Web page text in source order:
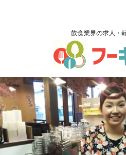
飲食業界の求人・